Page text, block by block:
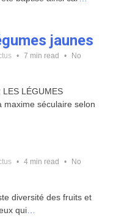
jaunes
7 min read
No
LES LÉGUMES
maxime séculaire selon
4 min read
No
diversité des fruits et
qui